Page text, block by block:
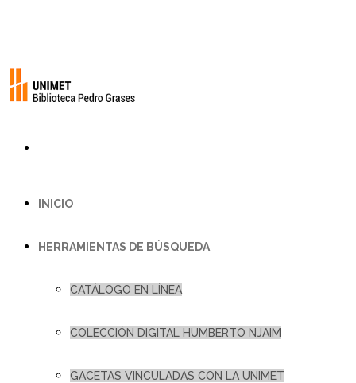
INICIO
HERRAMIENTAS DE BÚSQUEDA
CATÁLOGO EN LÍNEA
COLECCIÓN DIGITAL HUMBERTO NJAIM
GACETAS VINCULADAS CON LA UNIMET